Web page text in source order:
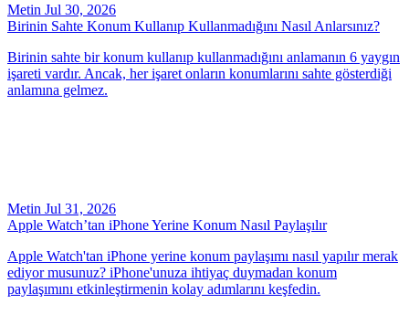
Metin Jul 30, 2026
Birinin Sahte Konum Kullanıp Kullanmadığını Nasıl Anlarsınız?
Birinin sahte bir konum kullanıp kullanmadığını anlamanın 6 yaygın
işareti vardır. Ancak, her işaret onların konumlarını sahte gösterdiği
anlamına gelmez.
Metin Jul 31, 2026
Apple Watch’tan iPhone Yerine Konum Nasıl Paylaşılır
Apple Watch'tan iPhone yerine konum paylaşımı nasıl yapılır merak
ediyor musunuz? iPhone'unuza ihtiyaç duymadan konum
paylaşımını etkinleştirmenin kolay adımlarını keşfedin.